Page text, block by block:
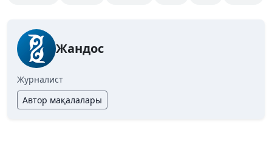
Жандос
Журналист
Автор мақалалары